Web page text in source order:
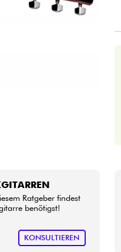
Ratgeber findest
benötigst!
KONSULTIEREN